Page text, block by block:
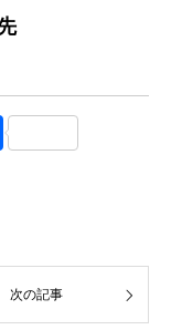
共
次の記事